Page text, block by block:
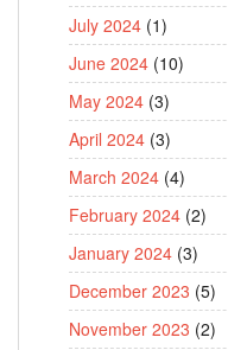
July 2024 (1)
June 2024 (10)
May 2024 (3)
April 2024 (3)
March 2024 (4)
February 2024 (2)
January 2024 (3)
December 2023 (5)
November 2023 (2)